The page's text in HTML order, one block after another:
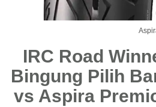
IRC Road
Bingung Pilih
vs Aspira